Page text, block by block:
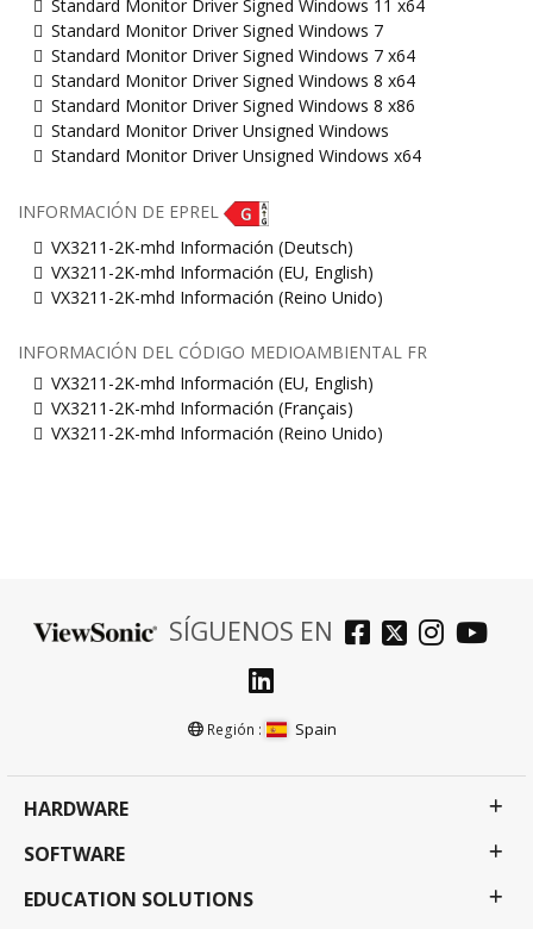
Standard Monitor Driver Signed Windows 11 x64
Standard Monitor Driver Signed Windows 7
Standard Monitor Driver Signed Windows 7 x64
Standard Monitor Driver Signed Windows 8 x64
Standard Monitor Driver Signed Windows 8 x86
Standard Monitor Driver Unsigned Windows
Standard Monitor Driver Unsigned Windows x64
INFORMACIÓN DE EPREL
VX3211-2K-mhd Información (Deutsch)
VX3211-2K-mhd Información (EU, English)
VX3211-2K-mhd Información (Reino Unido)
INFORMACIÓN DEL CÓDIGO MEDIOAMBIENTAL FR
VX3211-2K-mhd Información (EU, English)
VX3211-2K-mhd Información (Français)
VX3211-2K-mhd Información (Reino Unido)
SÍGUENOS EN
Región : Spain
HARDWARE
SOFTWARE
EDUCATION SOLUTIONS